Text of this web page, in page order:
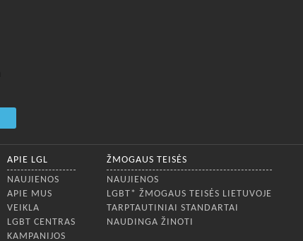
APIE LGL
NAUJIENOS
APIE MUS
VEIKLA
LGBT CENTRAS
KAMPANIJOS
ŽMOGAUS TEISĖS
NAUJIENOS
LGBT* ŽMOGAUS TEISĖS LIETUVOJE
TARPTAUTINIAI STANDARTAI
NAUDINGA ŽINOTI